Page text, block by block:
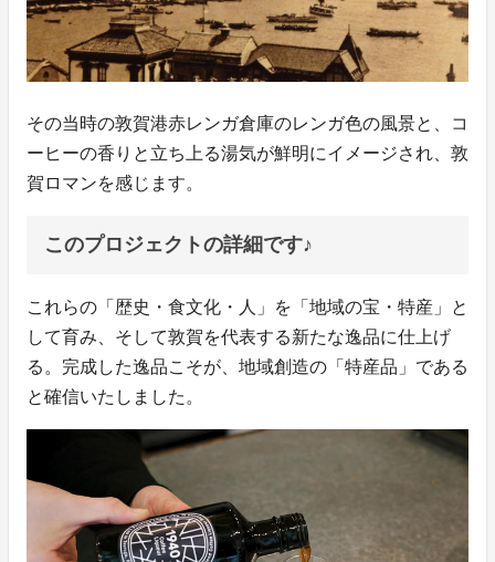
その当時の敦賀港赤レンガ倉庫のレンガ色の風景と、コ
ーヒーの香りと立ち上る湯気が鮮明にイメージされ、敦
賀ロマンを感じます。
このプロジェクトの詳細です♪
これらの「歴史・食文化・人」を「地域の宝・特産」と
して育み、そして敦賀を代表する新たな逸品に仕上げ
る。完成した逸品こそが、地域創造の「特産品」である
と確信いたしました。